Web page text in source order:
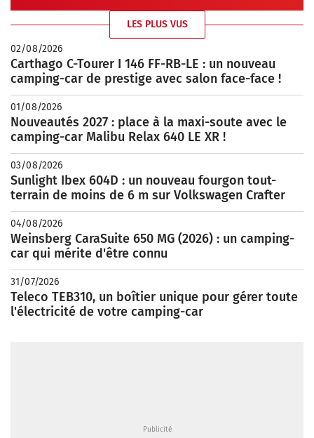
LES PLUS VUS
02/08/2026
Carthago C-Tourer I 146 FF-RB-LE : un nouveau
camping-car de prestige avec salon face-face !
01/08/2026
Nouveautés 2027 : place à la maxi-soute avec le
camping-car Malibu Relax 640 LE XR !
03/08/2026
Sunlight Ibex 604D : un nouveau fourgon tout-
terrain de moins de 6 m sur Volkswagen Crafter
04/08/2026
Weinsberg CaraSuite 650 MG (2026) : un camping-
car qui mérite d'être connu
31/07/2026
Teleco TEB310, un boîtier unique pour gérer toute
l'électricité de votre camping-car